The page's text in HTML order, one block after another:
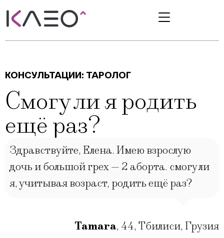
КОНСУЛЬТАЦИИ: ТАРОЛОГ
Смогу ли я родить
ещё раз?
Здравствуйте, Елена. Имею взрослую
дочь и большой грех — 2 аборта. смогу ли
я, учитывая возраст, родить ещё раз?
Tamara, 44, Тбилиси, Грузия